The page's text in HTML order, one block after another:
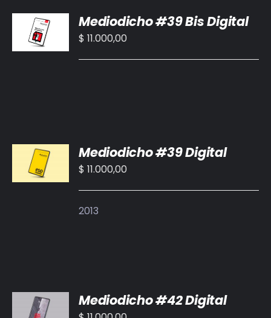
AL
CARRITO
/
Mediodicho #39 Bis Digital
$ 11.000,00
AL
CARRITO
/
Mediodicho #39 Digital
$ 11.000,00
2013
AL
CARRITO
Mediodicho #42 Digital